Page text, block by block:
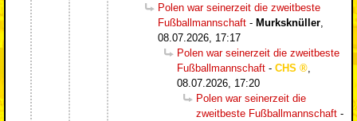
Polen war seinerzeit die zweitbeste
Fußballmannschaft - Murksknüller
08.07.2026, 17:17
Polen war seinerzeit die zweitbeste
Fußballmannschaft - CHS
08.07.2026, 17:20
Polen war seinerzeit die
zweitbeste Fußballmannschaft -